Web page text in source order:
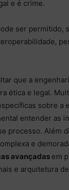
e é crime.
ser permitido,
que a
ética e legal.
sobre a
entender as
processo. Além
e
avançadas em
e arquitetura